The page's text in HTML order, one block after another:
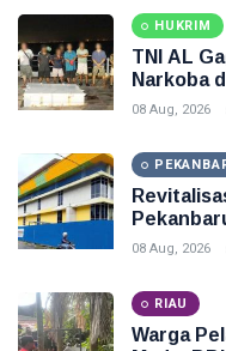
HUKRIM
TNI AL
Narkoba
08 Aug, 2026
08 Aug, 2026
RIAU
Warga